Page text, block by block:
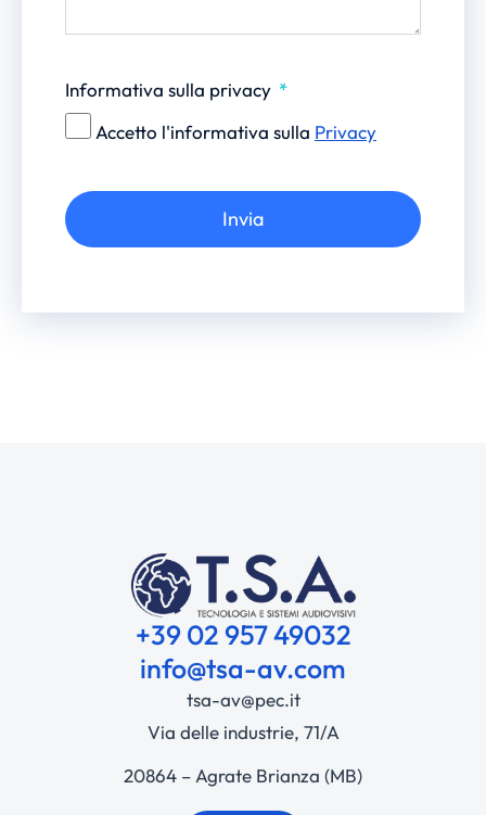
Informativa sulla privacy
Accetto l'informativa sulla Privacy
Invia
+39 02 957 49032
info@tsa-av.com
tsa-av@pec.it
Via delle industrie, 71/A
20864 – Agrate Brianza (MB)